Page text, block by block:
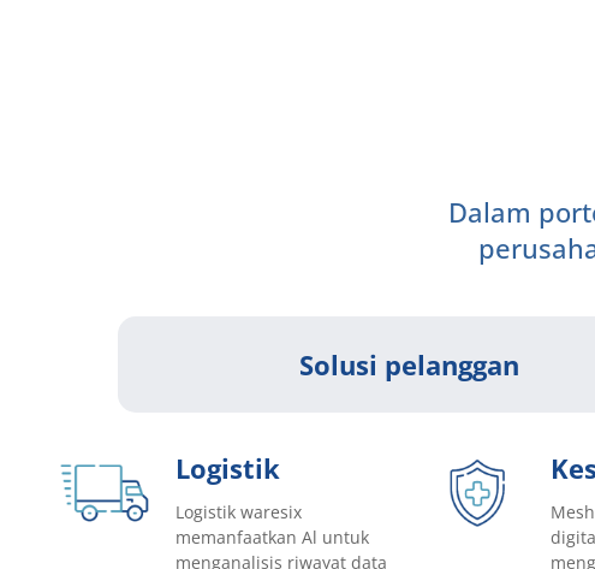
Dalam
Solusi pelanggan
Logistik
Logistik waresix
memanfaatkan Al untuk
menganalisis riwayat data